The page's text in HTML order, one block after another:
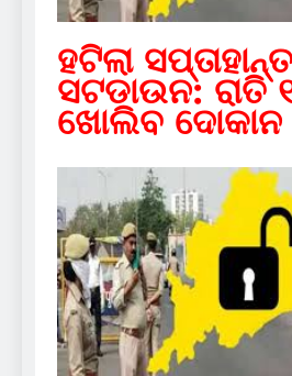
ହଟିଲା ସପ୍ତାହାନ୍ତ
ସଟଡାଉନ: ରାତି
ଖୋଲିବ ଦୋକାନ